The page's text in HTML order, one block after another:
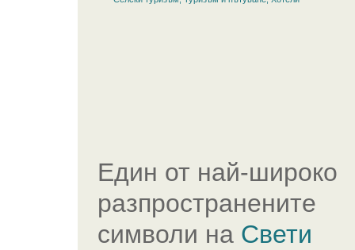
Един от най-широко
разпространените
символи на Свети